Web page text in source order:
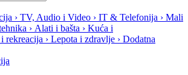
› TV, Audio i Video › IT & Telefonija › Mali
› Alati i bašta › Kuća i
rekreacija › Lepota i zdravlje › Dodatna